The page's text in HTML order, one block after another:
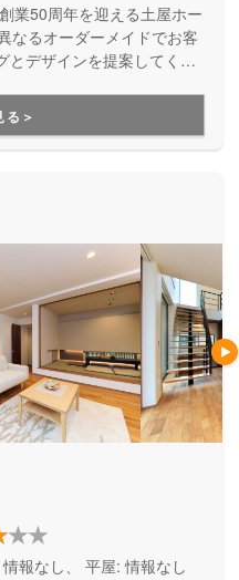
業50周年を迎える土屋ホー
なるオーダーメイドでお客
とデザインを提案してくれ
＞
報なし、 平屋: 情報なし